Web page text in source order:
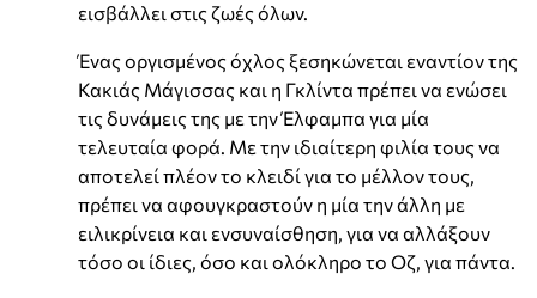
εισβάλλει στις ζωές όλων.
Ένας οργισμένος όχλος ξεσηκώνεται εναντίον της
Κακιάς Μάγισσας και η Γκλίντα πρέπει να ενώσει
τις δυνάμεις της με την Έλφαμπα για μία
τελευταία φορά. Με την ιδιαίτερη φιλία τους να
αποτελεί πλέον το κλειδί για το μέλλον τους,
πρέπει να αφουγκραστούν η μία την άλλη με
ειλικρίνεια και ενσυναίσθηση, για να αλλάξουν
τόσο οι ίδιες, όσο και ολόκληρο το Οζ, για πάντα.